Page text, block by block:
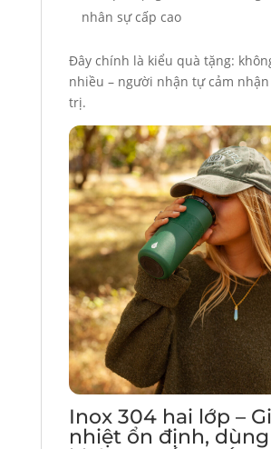
nhân sự cấp cao
Đây chính là kiểu quà tặng:
nhiều – người nhận tự cảm
trị.
Inox 304 hai lớp –
nhiệt ổn định,